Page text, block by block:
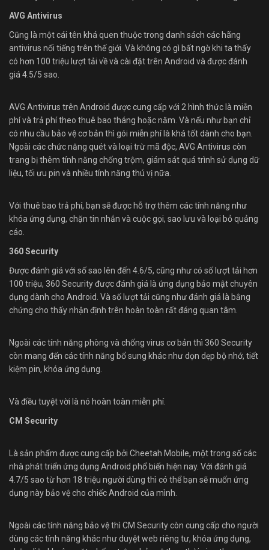
AVG Antivirus
Cũng là một cái tên khá quen thuộc trong danh sách các hãng
antivirus nổi tiếng trên thế giới. Và không có gì bất ngờ khi ta thấy
có hơn 100 triệu lượt tải về và cài đặt trên Android và được đánh
giá 4.5/5 sao.
AVG Antivirus trên Android được cung cấp với 2 hình thức là miễn
phí và trả phí theo thuê bao tháng hoặc năm. Và nếu như bạn chỉ
có nhu cầu bảo vệ cơ bản thì gói miễn phí là khá tốt dành cho bạn.
Ngoài các chức năng quét và loại trừ mã độc, AVG Antivirus còn
trang bị thêm tính năng chống trộm, giám sát quá trình sử dụng dữ
liệu, tối ưu pin và nhiều tính năng thú vị nữa.
Với thuê bao trả phí, bạn sẽ được hỗ trợ thêm các tính năng như
khóa ứng dụng, chặn tin nhắn và cuộc gọi, sao lưu và loại bỏ quảng
cáo.
360 Security
Được đánh giá với số sao lên đến 4.6/5, cũng như có số lượt tải hơn
100 triệu, 360 Security được đánh giá là ứng dụng bảo mật chuyên
dụng dành cho Android. Và số lượt tải cũng như đánh giá là bằng
chứng cho thấy nhận định trên hoàn toàn rất đáng quan tâm.
Ngoài các tính năng phòng và chống virus cơ bản thì 360 Security
còn mang đến các tính năng bổ sung khác như dọn dẹp bộ nhớ, tiết
kiệm pin, khóa ứng dụng.
Và điều tuyệt vời là nó hoàn toàn miễn phí.
CM Security
Là sản phẩm được cung cấp bởi Cheetah Mobile, một trong số các
nhà phát triển ứng dụng Android phổ biến hiện nay. Với đánh giá
4.7/5 sao từ hơn 18 triệu người dùng thì có thể bạn sẽ muốn ứng
dụng này bảo vệ cho chiếc Android của mình.
Ngoài các tính năng bảo vệ thì CM Security còn cung cấp cho người
dùng các tính năng khác như duyệt web riêng tư, khóa ứng dụng,